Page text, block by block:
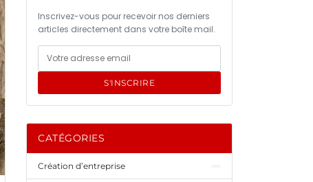
Inscrivez-vous pour recevoir nos derniers
articles directement dans votre boîte mail.
S'INSCRIRE
CATÉGORIES
Création d’entreprise